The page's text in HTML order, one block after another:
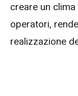
creare un
operatori,
realizzazione